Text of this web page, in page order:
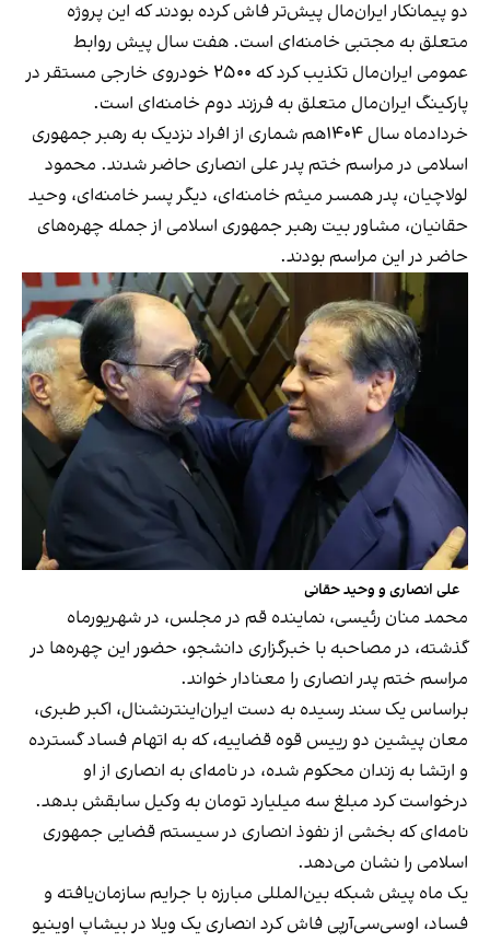
دو پیمانکار ایران‌مال پیش‌تر فاش کرده بودند که این پروژه
متعلق به مجتبی خامنه‌ای است. هفت سال پیش روابط
عمومی ایران‌مال تکذیب کرد که ۲۵۰۰ خودروی خارجی مستقر در
پارکینگ ایران‌مال متعلق به فرزند دوم خامنه‌ای است.‌
خردادماه سال ۱۴۰۴هم شماری از افراد نزدیک به رهبر جمهوری
اسلامی در مراسم ختم پدر علی انصاری حاضر شدند. محمود
لولاچیان، پدر همسر میثم خامنه‌ای، دیگر پسر خامنه‌ای، وحید
حقانیان، مشاور بیت رهبر جمهوری اسلامی از جمله چهره‌های
حاضر در این مراسم بودند.
علی انصاری و وحید حقانی
محمد منان رئیسی، نماینده قم در مجلس، در شهریورماه
گذشته، در مصاحبه با خبرگزاری دانشجو، حضور این چهره‌ها در
مراسم ختم پدر انصاری را معنادار خواند.
براساس یک سند رسیده به دست ایران‌اینترنشنال، اکبر طبری،
معان پیشین دو ريیس قوه قضاییه، که به اتهام فساد گسترده
و ارتشا به زندان محکوم شده، در نامه‌ای به انصاری از او
درخواست کرد مبلغ سه میلیارد تومان به وکیل سابقش بدهد.
نامه‌ای که بخشی از نفوذ انصاری در سیستم قضایی جمهوری
اسلامی را نشان می‌دهد.
یک ماه پیش شبکه بین‌المللی مبارزه با جرایم سازمان‌یافته و
فساد، اوسی‌سی‌آرپی فاش کرد انصاری یک ویلا در بیشاپ‌ اوینیو